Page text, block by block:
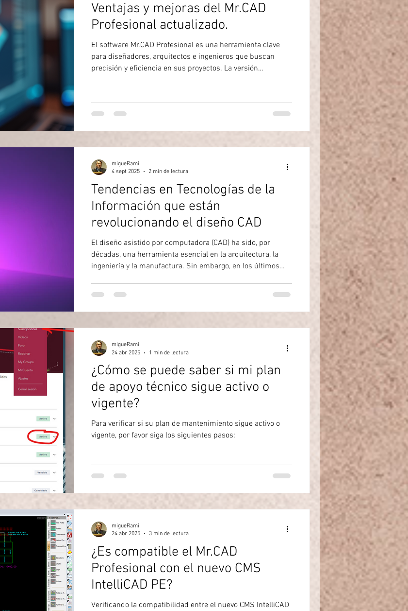
Ventajas y mejoras del Mr.CAD
Profesional actualizado.
El software Mr.CAD Profesional es una herramienta clave
para diseñadores, arquitectos e ingenieros que buscan
precisión y eficiencia en sus proyectos. La versión
tanto para nuevos usuarios como para quienes ya utilizan
versiones anteriores. Este artículo explica las ventajas
Tendencias en Tecnologías de la
Información que están
revolucionando el diseño CAD
El diseño asistido por computadora (CAD) ha sido, por
décadas, una herramienta esencial en la arquitectura, la
ingeniería y la manufactura. Sin embargo, en los últimos
sus proyectos.
migueRami
4 sept 2025
2 min de lectura
¿Cómo se puede saber si mi plan
de apoyo técnico sigue activo o
vigente?
Para verificar si su plan de mantenimiento sigue activo o
vigente, por favor siga los siguientes pasos:
migueRami
24 abr 2025
1 min de lectura
¿Es compatible el Mr.CAD
Profesional con el nuevo CMS
IntelliCAD PE?
Verificando la compatibilidad entre el nuevo CMS IntelliCAD
migueRami
24 abr 2025
3 min de lectura